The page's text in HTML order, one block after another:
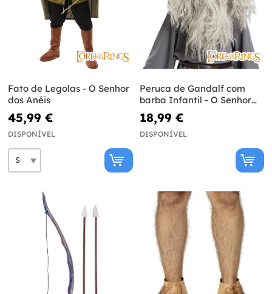
Fato de Legolas - O Senhor
dos Anéis
45,99 €
DISPONÍVEL
Peruca de Gandalf com
barba Infantil - O Senhor
dos Anéis
18,99 €
DISPONÍVEL